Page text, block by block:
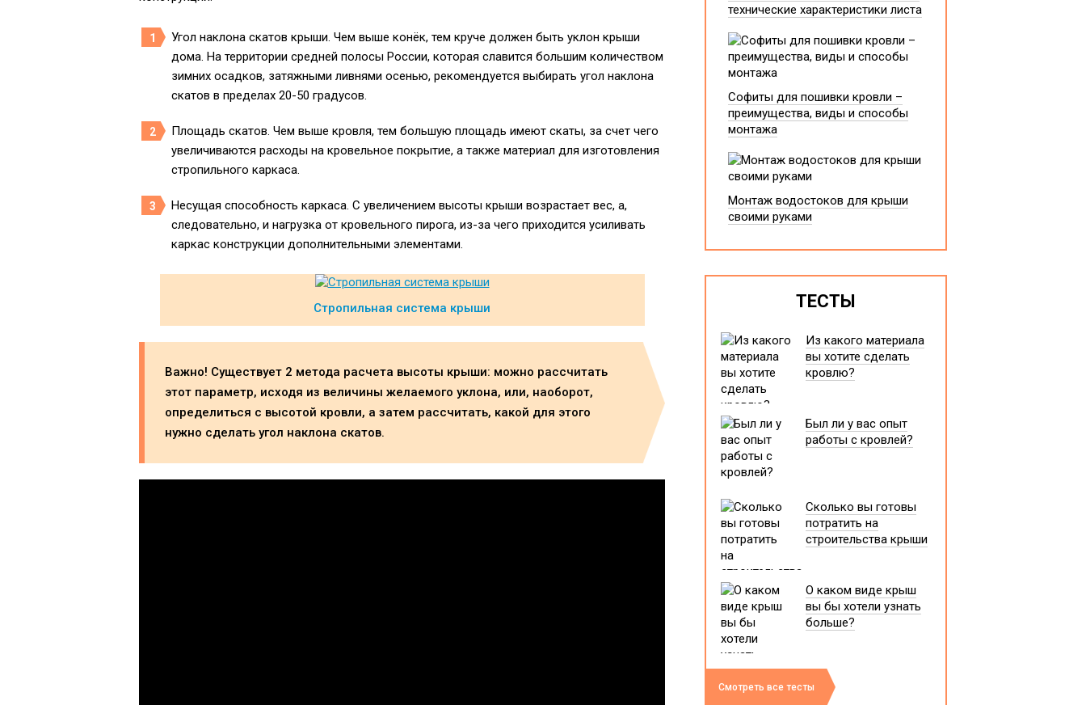
Угол наклона скатов крыши. Чем выше конёк, тем круче должен быть уклон крыши
дома. На территории средней полосы России, которая славится большим количеством
зимних осадков, затяжными ливнями осенью, рекомендуется выбирать угол наклона
скатов в пределах 20-50 градусов.
Площадь скатов. Чем выше кровля, тем большую площадь имеют скаты, за счет чего
увеличиваются расходы на кровельное покрытие, а также материал для изготовления
стропильного каркаса.
Несущая способность каркаса. С увеличением высоты крыши возрастает вес, а,
следовательно, и нагрузка от кровельного пирога, из-за чего приходится усиливать
каркас конструкции дополнительными элементами.
Стропильная система крыши
Важно! Существует 2 метода расчета высоты крыши: можно рассчитать
этот параметр, исходя из величины желаемого уклона, или, наоборот,
определиться с высотой кровли, а затем рассчитать, какой для этого
нужно сделать угол наклона скатов.
технические характеристики листа
Софиты для пошивки кровли –
преимущества, виды и способы
монтажа
Монтаж водостоков для крыши
своими руками
ТЕСТЫ
Из какого материала
вы хотите сделать
кровлю?
Был ли у вас опыт
работы с кровлей?
Сколько вы готовы
потратить на
строительства крыши
О каком виде крыш
вы бы хотели узнать
больше?
Смотреть все тесты